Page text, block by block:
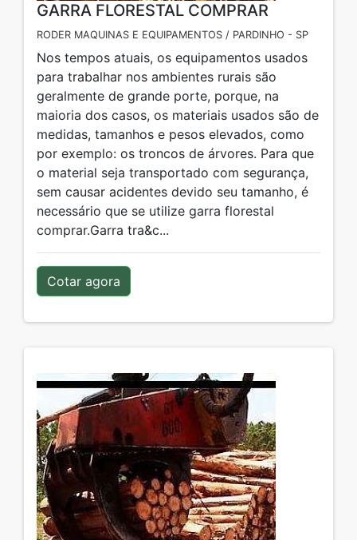
GARRA FLORESTAL COMPRAR
RODER MAQUINAS E EQUIPAMENTOS / PARDINHO - SP
Nos tempos atuais, os equipamentos usados
para trabalhar nos ambientes rurais são
geralmente de grande porte, porque, na
maioria dos casos, os materiais usados são de
medidas, tamanhos e pesos elevados, como
por exemplo: os troncos de árvores. Para que
o material seja transportado com segurança,
sem causar acidentes devido seu tamanho, é
necessário que se utilize garra florestal
comprar.Garra tra&c...
Cotar agora